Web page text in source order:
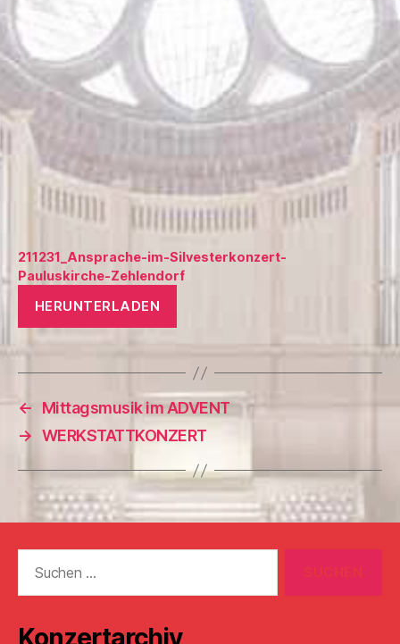
211231_Ansprache-im-Silvesterkonzert-
Pauluskirche-Zehlendorf
HERUNTERLADEN
←
Mittagsmusik im ADVENT
→ WERKSTATTKONZERT
nach: